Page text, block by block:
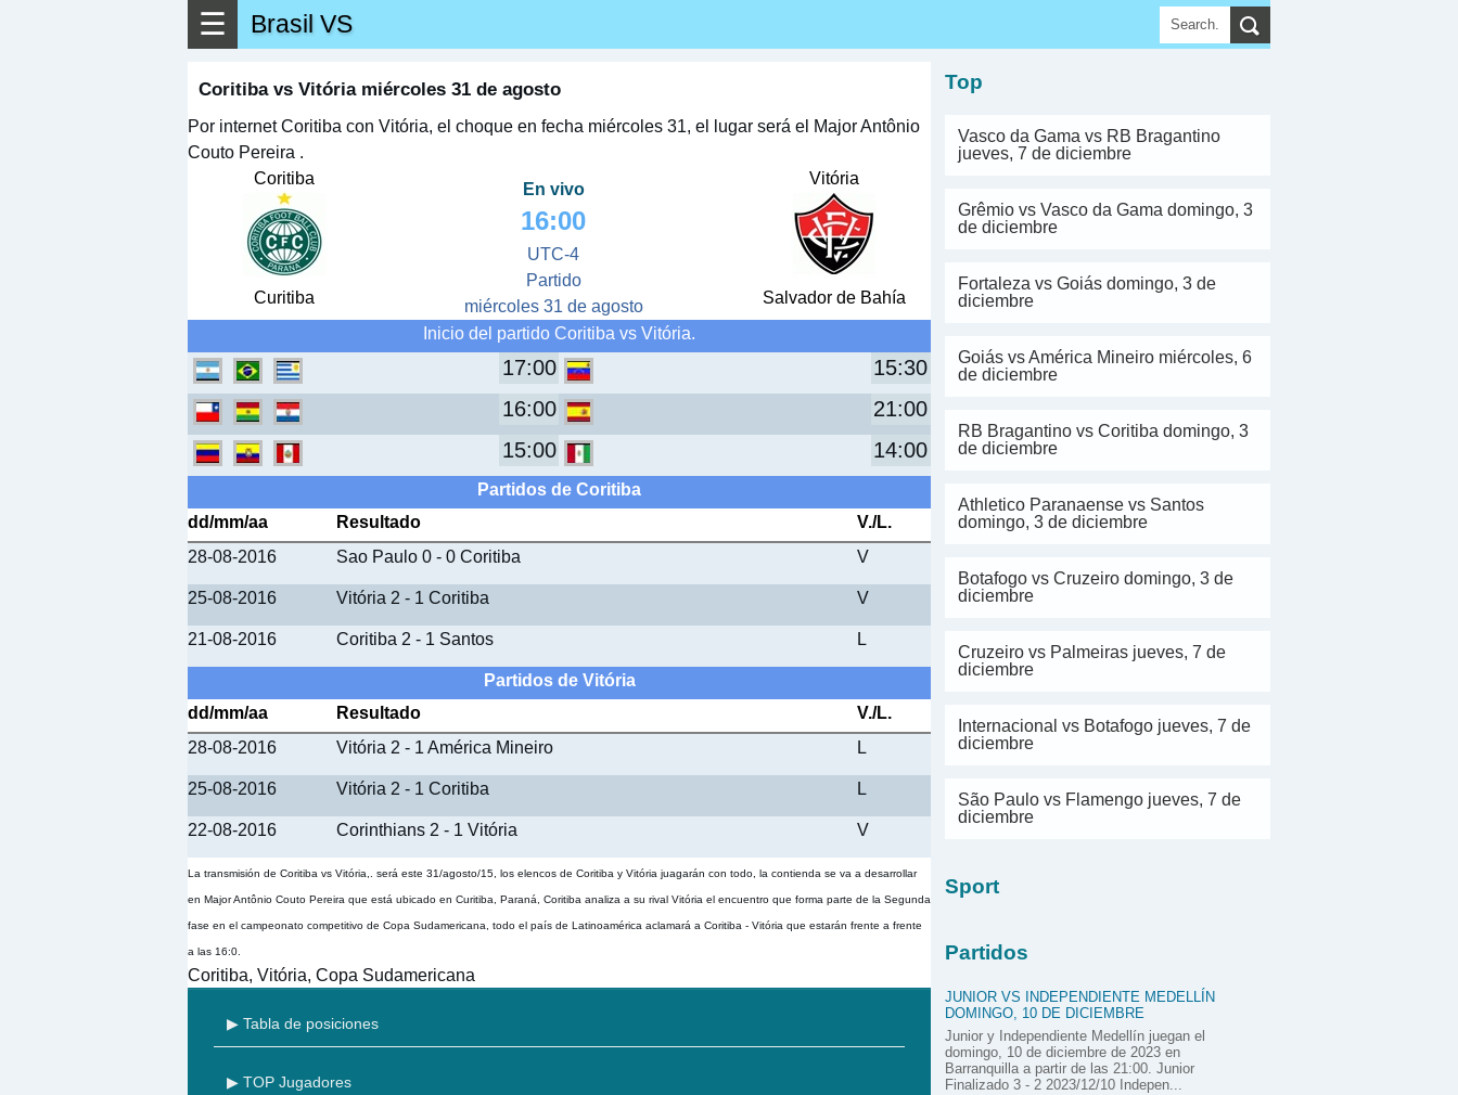
☰ Brasil VS
Coritiba vs Vitória miércoles 31 de agosto
Por internet Coritiba con Vitória, el choque en fecha miércoles 31, el lugar será el Major Antônio
Couto Pereira .
Coritiba
Curitiba
En vivo
16:00
UTC-4
Partido
miércoles 31 de agosto
Vitória
Salvador de Bahía
Inicio del partido Coritiba vs Vitória.
17:00
15:30
16:00
21:00
15:00
14:00
Partidos de Coritiba
dd/mm/aa
Resultado
V./L.
28-08-2016
Sao Paulo 0 - 0 Coritiba V
25-08-2016 Vitória 2 - 1 Coritiba V
21-08-2016 Coritiba 2 - 1 Santos L
Partidos de Vitória
dd/mm/aa
Resultado
V./L.
28-08-2016
Vitória 2 - 1 América Mineiro L
25-08-2016 Vitória 2 - 1 Coritiba L
22-08-2016 Corinthians 2 - 1 Vitória V
La transmisión de Coritiba vs Vitória,. será este 31/agosto/15, los elencos de Coritiba y Vitória juagarán con todo, la contienda se va a desarrollar
en Major Antônio Couto Pereira que está ubicado en Curitiba, Paraná, Coritiba analiza a su rival Vitória el encuentro que forma parte de la Segunda
fase en el campeonato competitivo de Copa Sudamericana, todo el país de Latinoamérica aclamará a Coritiba - Vitória que estarán frente a frente
a las 16:0.
Coritiba, Vitória, Copa Sudamericana
▶ Tabla de posiciones
▶ TOP Jugadores
Top
Vasco da Gama vs RB Bragantino
jueves, 7 de diciembre
Grêmio vs Vasco da Gama domingo, 3
de diciembre
Fortaleza vs Goiás domingo, 3 de
diciembre
Goiás vs América Mineiro miércoles, 6
de diciembre
RB Bragantino vs Coritiba domingo, 3
de diciembre
Athletico Paranaense vs Santos
domingo, 3 de diciembre
Botafogo vs Cruzeiro domingo, 3 de
diciembre
Cruzeiro vs Palmeiras jueves, 7 de
diciembre
Internacional vs Botafogo jueves, 7 de
diciembre
São Paulo vs Flamengo jueves, 7 de
diciembre
Sport
Partidos
JUNIOR VS INDEPENDIENTE MEDELLÍN
DOMINGO, 10 DE DICIEMBRE
Junior y Independiente Medellín juegan el
domingo, 10 de diciembre de 2023 en
Barranquilla a partir de las 21:00. Junior
Finalizado 3 - 2 2023/12/10 Indepen...
▶ Ver más ▼